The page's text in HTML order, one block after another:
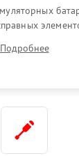
новых
Подробнее